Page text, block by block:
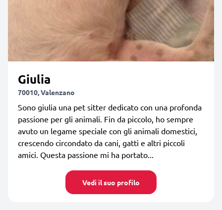
Giulia
70010, Valenzano
Sono giulia una pet sitter dedicato con una profonda
passione per gli animali. Fin da piccolo, ho sempre
avuto un legame speciale con gli animali domestici,
crescendo circondato da cani, gatti e altri piccoli
amici. Questa passione mi ha portato...
Vedi il suo profilo